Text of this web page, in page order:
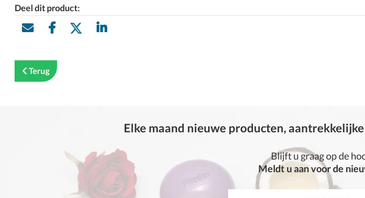
Deel dit product:
Terug
Elke maand nieuwe producten,
Blijft u graag op de
Meldt u aan voor de